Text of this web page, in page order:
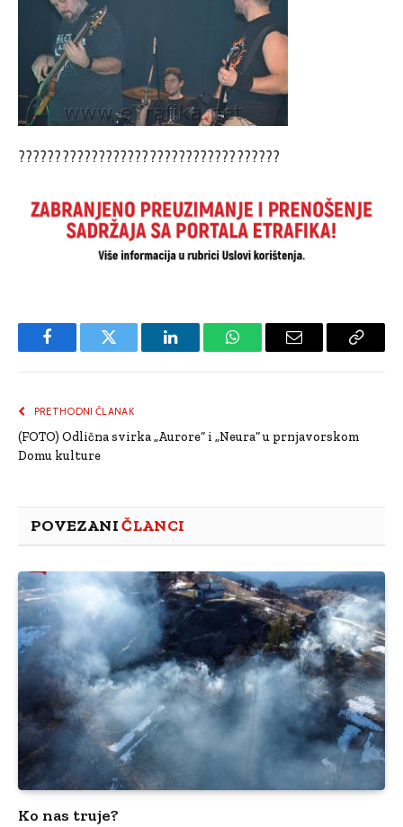
????????????????????????????????????
FacebookTwitter LinkedInWhatsAppEmail
Copy
PRETHODNI ČLANAK
(FOTO) Odlična svirka „Aurore“ i „Neura“ u prnjavorskom
Domu kulture
POVEZANIČLANCI
Ko nas truje?